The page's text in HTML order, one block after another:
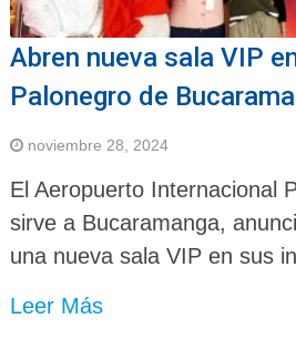
Abren nueva sala VIP
Palonegro de
noviembre 28, 2024
El Aeropuerto Internacional
sirve a Bucaramanga,
una nueva sala VIP en sus
Leer Más